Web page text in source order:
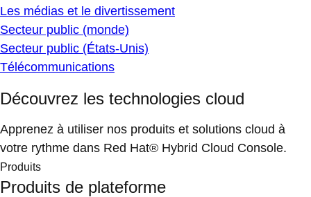
Les médias et le divertissement
Secteur public (monde)
Secteur public (États-Unis)
Télécommunications
Découvrez les technologies cloud
Apprenez à utiliser nos produits et solutions cloud à
votre rythme dans Red Hat® Hybrid Cloud Console.
Produits
Produits de plateforme